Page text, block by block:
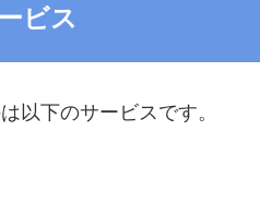
ビス
以下のサービスです。